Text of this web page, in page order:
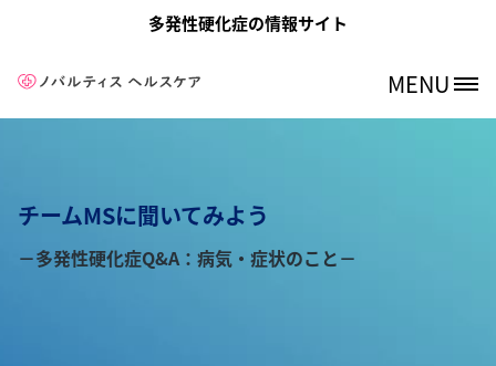
メインコンテンツに移動
多発性硬化症の情報サイト
Site Logo MENU
チームMSに聞いてみよう
－多発性硬化症Q&A：病気・症状のこと－